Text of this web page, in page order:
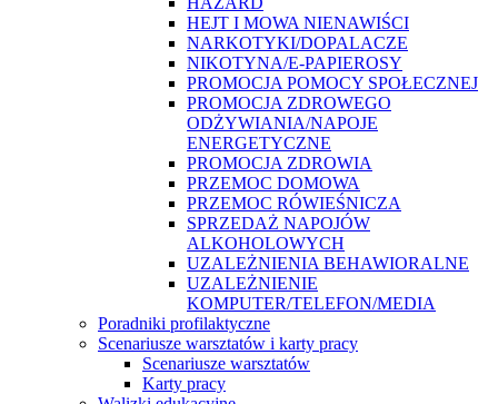
HEJT I MOWA NIENAWIŚCI
NARKOTYKI/DOPALACZE
NIKOTYNA/E-PAPIEROSY
PROMOCJA POMOCY SPOŁECZNEJ
PROMOCJA ZDROWEGO
ODŻYWIANIA/NAPOJE
ENERGETYCZNE
PROMOCJA ZDROWIA
PRZEMOC DOMOWA
PRZEMOC RÓWIEŚNICZA
SPRZEDAŻ NAPOJÓW
ALKOHOLOWYCH
UZALEŻNIENIA BEHAWIORALNE
UZALEŻNIENIE
KOMPUTER/TELEFON/MEDIA
Poradniki profilaktyczne
Scenariusze warsztatów i karty pracy
Scenariusze warsztatów
Karty pracy